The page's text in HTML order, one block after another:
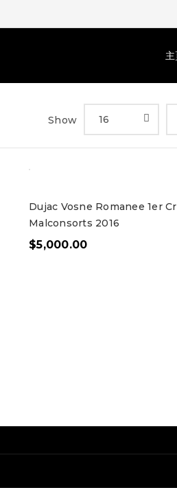
Show 16
Dujac Vosne Romanee 1er
Malconsorts 2016
$5,000.00